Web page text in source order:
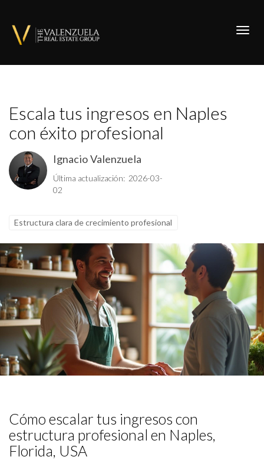
Escala tus ingresos en Naples
con éxito profesional
Ignacio Valenzuela
Última actualización: 2026-03-
02
Estructura clara de crecimiento profesional
Cómo escalar tus ingresos con
estructura profesional en Naples,
Florida, USA